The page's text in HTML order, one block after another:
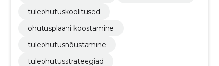
tuleohutuskoolitused
ohutusplaani koostamine
tuleohutusnõustamine
tuleohutusstrateegiad